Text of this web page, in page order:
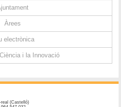
Àrees
electrònica
i la Innovació
(Castelló)